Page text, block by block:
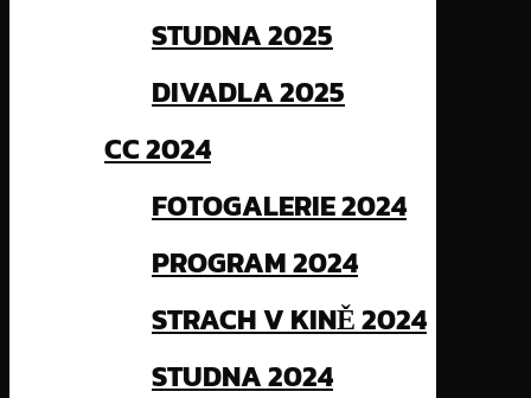
STUDNA 2025
DIVADLA 2025
CC 2024
FOTOGALERIE 2024
PROGRAM 2024
STRACH V KINĚ 2024
STUDNA 2024